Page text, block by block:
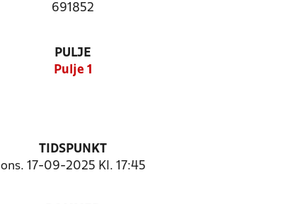
691852
PULJE
Pulje 1
TIDSPUNKT
ons. 17-09-2025 Kl. 17:45